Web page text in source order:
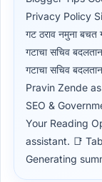
Privacy Policy
गट ठराव नमुना
गटाचा सचिव
गटाचा सचिव
Pravin Zende
SEO &
Your Reading
assistant. 📑
Generating